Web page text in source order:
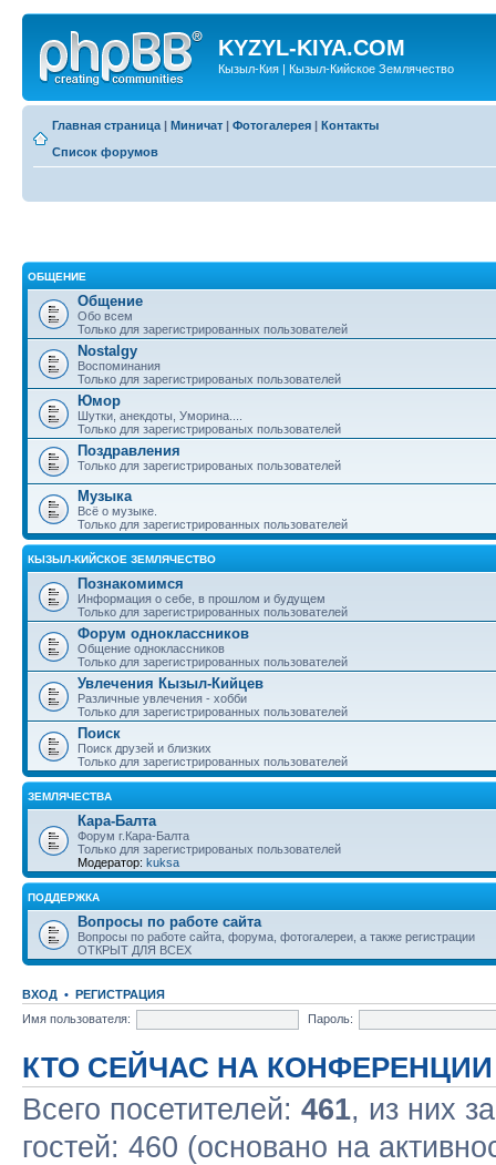
KYZYL-KIYA.COM
Кызыл-Кия | Кызыл-Кийское Землячество
Главная страница | Миничат | Фотогалерея | Контакты
Список форумов
ОБЩЕНИЕ
Общение
Обо всем
Только для зарегистрированных пользователей
Nostalgy
Воспоминания
Только для зарегистрированых пользователей
Юмор
Шутки, анекдоты, Уморина....
Только для зарегистрированых пользователей
Поздравления
Только для зарегистрированых пользователей
Музыка
Всё о музыке.
Только для зарегистрированных пользователей
КЫЗЫЛ-КИЙСКОЕ ЗЕМЛЯЧЕСТВО
Познакомимся
Информация о себе, в прошлом и будущем
Только для зарегистрированных пользователей
Форум одноклассников
Общение одноклассников
Только для зарегистрированных пользователей
Увлечения Кызыл-Кийцев
Различные увлечения - хобби
Только для зарегистрированных пользователей
Поиск
Поиск друзей и близких
Только для зарегистрированных пользователей
ЗЕМЛЯЧЕСТВА
Кара-Балта
Форум г.Кара-Балта
Только для зарегистрированых пользователей
Модератор: kuksa
ПОДДЕРЖКА
Вопросы по работе сайта
Вопросы по работе сайта, форума, фотогалереи, а также регистрации
ОТКРЫТ ДЛЯ ВСЕХ
ВХОД • РЕГИСТРАЦИЯ
Имя пользователя:
Пароль:
КТО СЕЙЧАС НА КОНФЕРЕНЦИИ
Всего посетителей: 461, из них
гостей: 460 (основано на